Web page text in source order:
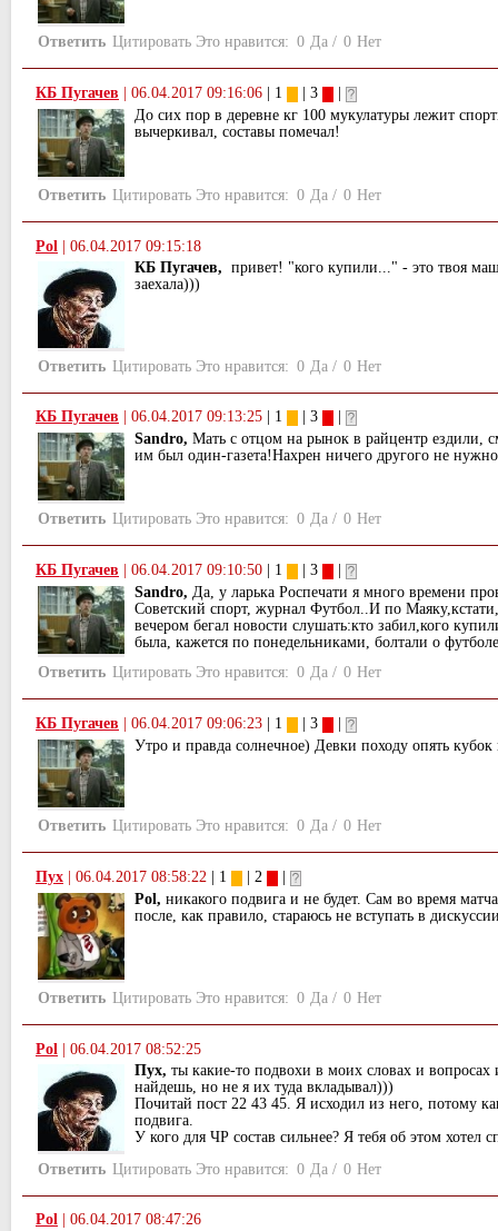
Ответить Цитировать Это нравится: 0 Да / 0 Нет
КБ Пугачев 06.04.2017 09:16:06 | 1 | 3
До сих пор в деревне кг 100 мукулатуры лежит
вычеркивал, составы помечал!
Ответить Цитировать Это нравится: 0 Да / 0 Нет
Pol | 06.04.2017 09:15:18
КБ Пугачев, привет! "кого купили..." - это твоя
заехала)))
Ответить Цитировать Это нравится: 0 Да / 0 Нет
КБ Пугачев 06.04.2017 09:13:25 | 1 | 3
Sandro, Мать с отцом на рынок в райцентр ездили,
им был один-газета!Нахрен ничего другого не
Ответить Цитировать Это нравится: 0 Да / 0 Нет
КБ Пугачев 06.04.2017 09:10:50 | 1 | 3
Sandro, Да, у ларька Роспечати я много времени
Советский спорт, журнал Футбол..И по
вечером бегал новости слушать:кто забил,кого
была, кажется по понедельниками, болтали о
Ответить Цитировать Это нравится: 0 Да / 0 Нет
КБ Пугачев 06.04.2017 09:06:23 | 1 | 3
Утро и правда солнечное) Девки походу опять кубок
Ответить Цитировать Это нравится: 0 Да / 0 Нет
Пух 06.04.2017 08:58:22 | 1 | 2
Pol, никакого подвига и не будет. Сам во время
после, как правило, стараюсь не вступать в
Ответить Цитировать Это нравится: 0 Да / 0 Нет
Pol | 06.04.2017 08:52:25
Пух, ты какие-то подвохи в моих словах и
найдешь, но не я их туда вкладывал)))
Почитай пост 22 43 45. Я исходил из него, потому
подвига.
У кого для ЧР состав сильнее? Я тебя об этом хотел
Ответить Цитировать Это нравится: 0 Да / 0 Нет
Pol
06.04.2017 08:47:26